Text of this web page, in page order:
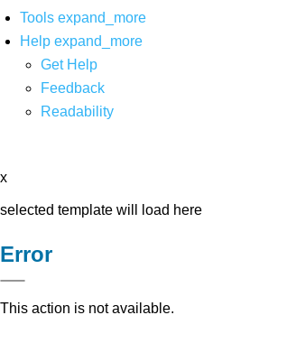
Tools expand_more
Help expand_more
Get Help
Feedback
Readability
x
selected template will load here
Error
This action is not available.